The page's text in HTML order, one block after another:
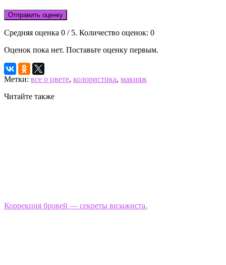
Отправить оценку
Средняя оценка 0 / 5. Количество оценок: 0
Оценок пока нет. Поставьте оценку первым.
Метки: все о цвете, колористика, макияж
Читайте также
Коррекция бровей — секреты визажиста.